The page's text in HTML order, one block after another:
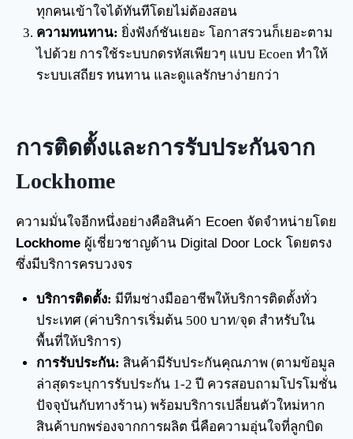
ทุกคนเข้าใจได้ทันทีโดยไม่ต้องสอน
ความทนทาน: ยิ่งฟังก์ชันเยอะ โอกาสรวนก็เยอะตาม
ไปด้วย การใช้ระบบกดรหัสเพียวๆ แบบ Ecoen ทำให้
ระบบเสถียร ทนทาน และดูแลรักษาง่ายกว่า
การติดตั้งและการรับประกันจาก
Lockhome
ความมั่นใจอีกหนึ่งอย่างคือสินค้า Ecoen จัดจำหน่ายโดย
Lockhome ผู้เชี่ยวชาญด้าน Digital Door Lock โดยตรง
ซึ่งมีบริการครบวงจร
บริการติดตั้ง: มีทีมช่างมืออาชีพให้บริการติดตั้งทั่ว
ประเทศ (ค่าบริการเริ่มต้น 500 บาท/จุด สำหรับใน
พื้นที่ให้บริการ)
การรับประกัน: สินค้ามีรับประกันคุณภาพ (ตามข้อมูล
ล่าสุดระบุการรับประกัน 1-2 ปี ควรสอบถามโปรโมชั่น
ปัจจุบันกับทางร้าน) พร้อมบริการเปลี่ยนตัวใหม่หาก
สินค้าบกพร่องจากการผลิต นี่คือความอุ่นใจที่ลูกบิด